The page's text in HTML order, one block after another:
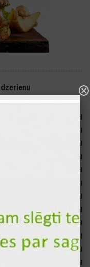
280 kcal
263 kcal
215 kcal
109 kcal
54 kcal
53 kcal
53 kcal
110 gr
53 kcal
14 gr
49 kcal
15 gr
11 kcal
15 gr
8 kcal
8 kcal